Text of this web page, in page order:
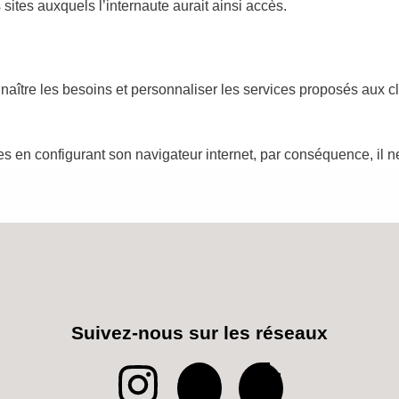
auxquels l’internaute aurait ainsi accès.
les besoins et personnaliser les services proposés aux
en configurant son navigateur internet, par conséquence,
Suivez-nous sur les réseaux
I P T